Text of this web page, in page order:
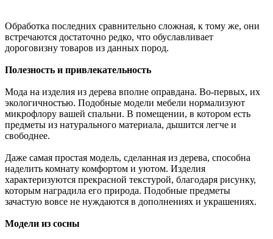
Обработка последних сравнительно сложная, к тому же, они
встречаются достаточно редко, что обуславливает
дороговизну товаров из данных пород.
Полезность и привлекательность
Мода на изделия из дерева вполне оправдана. Во-первых, их
экологичностью. Подобные модели мебели нормализуют
микрофлору вашей спальни. В помещении, в котором есть
предметы из натурального материала, дышится легче и
свободнее.
Даже самая простая модель, сделанная из дерева, способна
наделить комнату комфортом и уютом. Изделия
характеризуются прекрасной текстурой, благодаря рисунку,
которым наградила его природа. Подобные предметы
зачастую вовсе не нуждаются в дополнениях и украшениях.
Модели из сосны